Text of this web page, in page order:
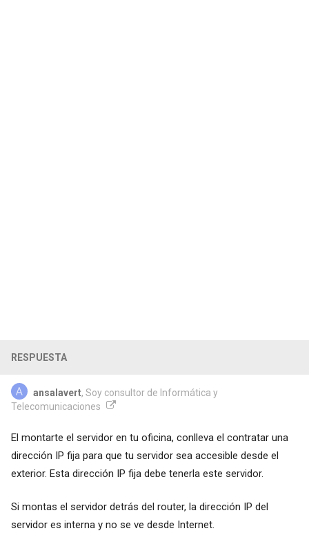
RESPUESTA
ansalavert, Soy consultor de Informática y
Telecomunicaciones
El montarte el servidor en tu oficina, conlleva el contratar una
dirección IP fija para que tu servidor sea accesible desde el
exterior. Esta dirección IP fija debe tenerla este servidor.
Si montas el servidor detrás del router, la dirección IP del
servidor es interna y no se ve desde Internet.